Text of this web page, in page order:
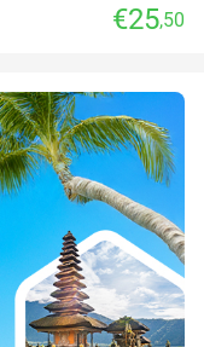
€25,50